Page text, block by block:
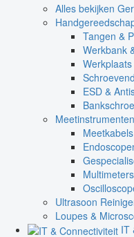
Alles bekijken
Tangen &
Werkbank
ESD &
Meetinstrumenten
Multimeters
Ultrasoon
Loupes &
IT